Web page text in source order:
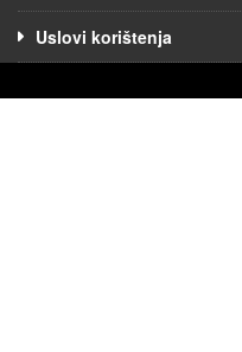
Uslovi korištenja